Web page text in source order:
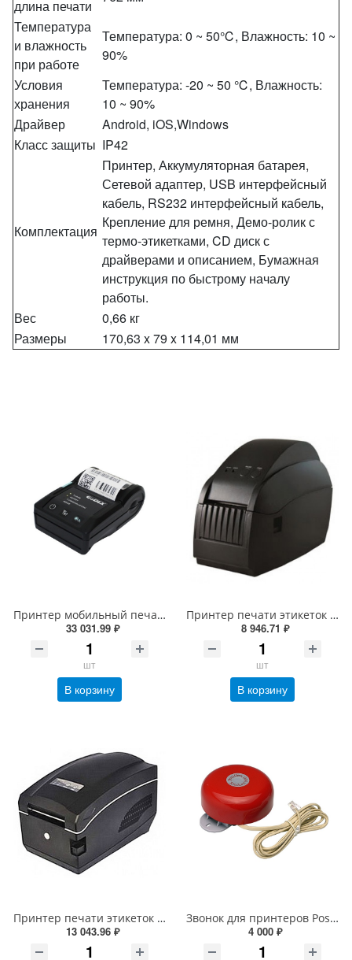
длина печати
Температура
и влажность
при работе
Температура: 0 ~ 50℃, Влажность: 10 ~
90%
Условия
хранения
Температура: -20 ~ 50 ℃, Влажность:
10 ~ 90%
Драйвер
Android, iOS,Windows
Класс защиты IP42
Комплектация
Принтер, Аккумуляторная батарея,
Сетевой адаптер, USB интерфейсный
кабель, RS232 интерфейсный кабель,
Крепление для ремня, Демо-ролик с
термо-этикетками, CD диск с
драйверами и описанием, Бумажная
инструкция по быстрому началу
работы.
Вес
0,66 кг
Размеры
170,63 x 79 x 114,01 мм
Принтер мобильный печати этикеток и чеков Godex MX20 (Черный, RS+USB+Bluetooth, 203 dpi, 48 мм)
33 031.99 ₽
шт
В корзину
Принтер печати этикеток и чеков DBS-56T (черный, 203 dpi, ширина печ. до 56мм, 127 мм/сек., RS232 и USB)
8 946.71 ₽
шт
В корзину
Принтер печати этикеток и чеков DBS-80 WiFI (черный, 203 dpi, ширина печ. до 80 мм, 127 мм/сек, USB и WiFi)
13 043.96 ₽
Звонок для принтеров Posiflex KL-100 на кухню (3 018)
4 000 ₽